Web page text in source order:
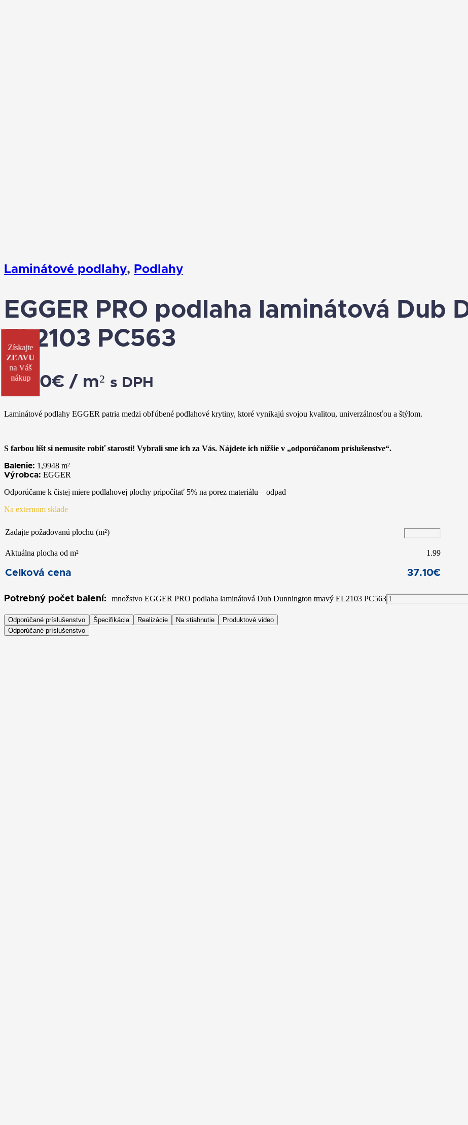
Laminátové podlahy, Podlahy
EGGER PRO podlaha laminátová Dub
EL2103 PC563
18.60€ / m² s DPH
Laminátové podlahy EGGER patria medzi obľúbené podlahové krytiny, ktoré vynikajú svojou kvalitou, univerzálnosťou a štýlom.
S farbou líšt si nemusíte robiť starosti! Vybrali sme ich za Vás. Nájdete ich nižšie v „odporúčanom príslušenstve“.
Balenie: 1,9948 m²
Výrobca: EGGER
Odporúčame k čistej miere podlahovej plochy pripočítať 5% na porez materiálu – odpad
Na externom sklade
Zadajte požadovanú plochu (m²)
Aktuálna plocha od m² 1.99
Celková cena 37.10€
množstvo EGGER PRO podlaha laminátová Dub Dunnington tmavý EL2103 PC563
Odporúčané príslušenstvo Špecifikácia Realizácie Na stiahnutie
Produktové video
Odporúčané príslušenstvo
Získajte
ZĽAVU
na Váš
nákup